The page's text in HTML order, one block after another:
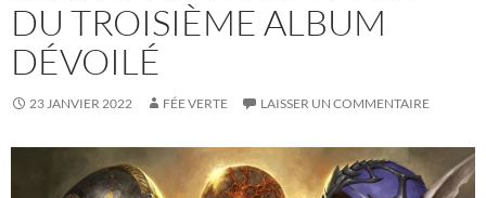
DU TROISIÈME ALBUM
DÉVOILÉ
23 JANVIER 2022 FÉE VERTE LAISSER UN COMMENTAIRE